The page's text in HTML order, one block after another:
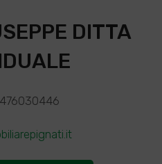
DITTA